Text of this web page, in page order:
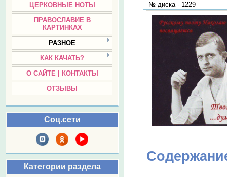
ЦЕРКОВНЫЕ НОТЫ
ПРАВОСЛАВИЕ В
КАРТИНКАХ
РАЗНОЕ
КАК КАЧАТЬ?
О САЙТЕ | КОНТАКТЫ
ОТЗЫВЫ
Соц.сети
Категории раздела
№ диска - 1229